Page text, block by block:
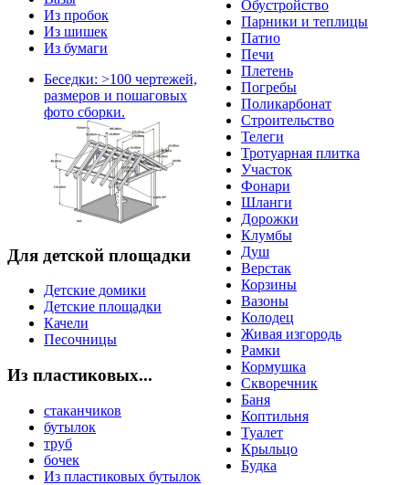
Из пробок
Из шишек
Из бумаги
Беседки: >100 чертежей,
размеров и пошаговых
фото сборки.
Для детской площадки
Детские домики
Детские площадки
Качели
Песочницы
Из пластиковых...
стаканчиков
бутылок
труб
бочек
Из пластиковых бутылок
Обустройство
Парники и теплицы
Патио
Печи
Плетень
Погребы
Поликарбонат
Строительство
Телеги
Тротуарная плитка
Участок
Фонари
Шланги
Дорожки
Клумбы
Душ
Верстак
Корзины
Вазоны
Колодец
Живая изгородь
Рамки
Кормушка
Скворечник
Баня
Коптильня
Туалет
Крыльцо
Будка